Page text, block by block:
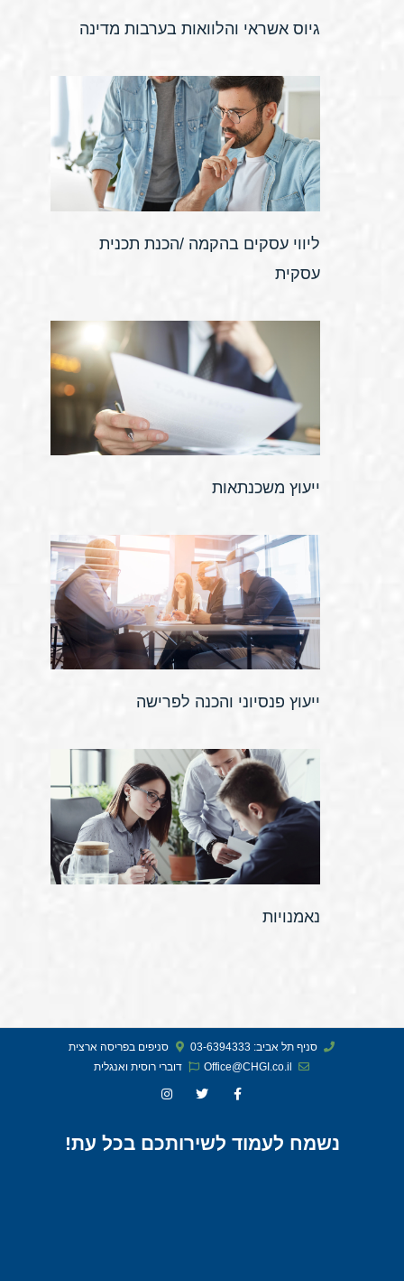
גיוס אשראי והלוואות בערבות מדינה
ליווי עסקים בהקמה /הכנת תכנית
עסקית
ייעוץ משכנתאות
ייעוץ פנסיוני והכנה לפרישה
נאמנויות
סניף תל אביב: 03-6394333
סניפים בפריסה ארצית
Office@CHGI.co.il
דוברי רוסית ואנגלית​
נשמח לעמוד לשירותכם בכל עת!